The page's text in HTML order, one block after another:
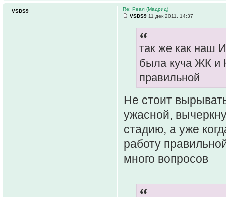
Re: Реал (Мадрид)
VSDS9 11 дек 2011, 14:37
так же как наш
была куча ЖК и
правильной
Не стоит
ужасной,
стадию, а уже
работу
много вопросов
VSDS9